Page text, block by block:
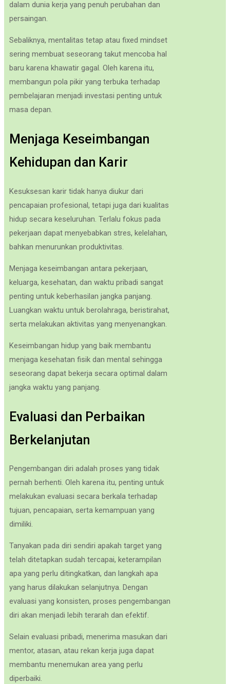
dalam dunia kerja yang penuh perubahan dan
persaingan.
Sebaliknya, mentalitas tetap atau fixed mindset
sering membuat seseorang takut mencoba hal
baru karena khawatir gagal. Oleh karena itu,
membangun pola pikir yang terbuka terhadap
pembelajaran menjadi investasi penting untuk
masa depan.
Menjaga Keseimbangan
Kehidupan dan Karir
Kesuksesan karir tidak hanya diukur dari
pencapaian profesional, tetapi juga dari kualitas
hidup secara keseluruhan. Terlalu fokus pada
pekerjaan dapat menyebabkan stres, kelelahan,
bahkan menurunkan produktivitas.
Menjaga keseimbangan antara pekerjaan,
keluarga, kesehatan, dan waktu pribadi sangat
penting untuk keberhasilan jangka panjang.
Luangkan waktu untuk berolahraga, beristirahat,
serta melakukan aktivitas yang menyenangkan.
Keseimbangan hidup yang baik membantu
menjaga kesehatan fisik dan mental sehingga
seseorang dapat bekerja secara optimal dalam
jangka waktu yang panjang.
Evaluasi dan Perbaikan
Berkelanjutan
Pengembangan diri adalah proses yang tidak
pernah berhenti. Oleh karena itu, penting untuk
melakukan evaluasi secara berkala terhadap
tujuan, pencapaian, serta kemampuan yang
dimiliki.
Tanyakan pada diri sendiri apakah target yang
telah ditetapkan sudah tercapai, keterampilan
apa yang perlu ditingkatkan, dan langkah apa
yang harus dilakukan selanjutnya. Dengan
evaluasi yang konsisten, proses pengembangan
diri akan menjadi lebih terarah dan efektif.
Selain evaluasi pribadi, menerima masukan dari
mentor, atasan, atau rekan kerja juga dapat
membantu menemukan area yang perlu
diperbaiki.